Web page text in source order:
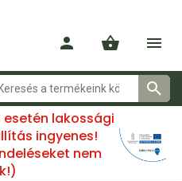
esetén lakossági
ingyenes!
nem